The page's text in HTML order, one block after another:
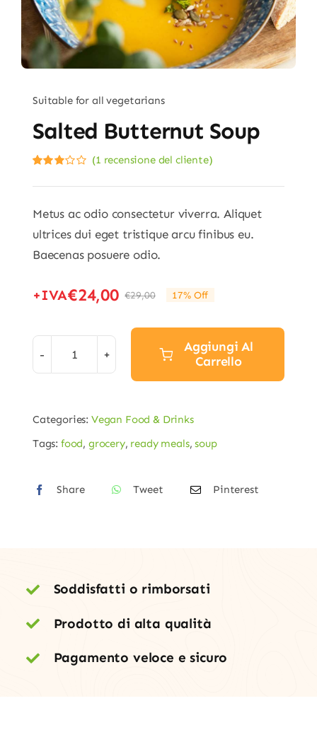
Suitable for all vegetarians
Salted Butternut Soup
3.00su
base di
recensioni
(1 recensione del cliente)
Metus ac odio consectetur viverra. Aliquet
ultrices dui eget tristique arcu finibus eu.
Baecenas posuere odio.
€29,00Il
prezzo
originale
era:
€29,00.
€24,00
Il
prezzo
attuale
è:
€24,00.
+IVA 17% Off
Salted
quantità
Aggiungi Al
Carrello
Categories: Vegan Food & Drinks
Tags: food, grocery, ready meals,soup
Share Tweet Pinterest
Soddisfatti o rimborsati
Prodotto di alta qualità
Pagamento veloce e sicuro